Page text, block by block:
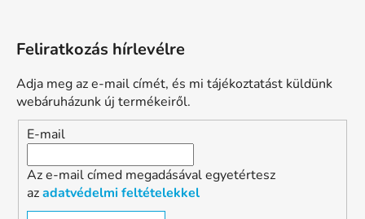
Feliratkozás hírlevélre
Adja meg az e-mail címét, és mi tájékoztatást küldünk
webáruházunk új termékeiről.
E-mail
Az e-mail címed megadásával egyetértesz
azadatvédelmi feltételekkel